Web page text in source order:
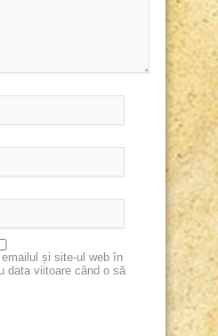
și site-ul web în
data viitoare când o să